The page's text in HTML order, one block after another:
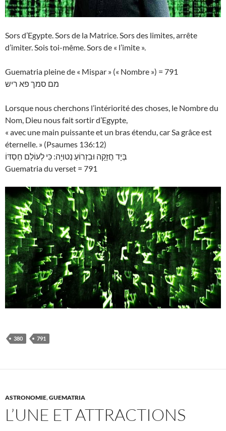
Sors d’Egypte. Sors de la Matrice. Sors des limites, arrête
d’imiter. Sois toi-même. Sors de « l’imite ».
Guematria pleine de « Mispar » (« Nombre ») = 791
מם סמך פא ריש
Lorsque nous cherchons l’intériorité des choses, le Nombre du
Nom, Dieu nous fait sortir d’Egypte,
« avec une main puissante et un bras étendu, car Sa grâce est
éternelle. » (Psaumes 136:12)
בְּיָד חֲזָקָה וּבִזְרוֹעַ נְטוּיָה: כִּי לְעוֹלָם חַסְדּוֹ
Guematria du verset = 791
380 791
ASTRONOMIE,GUEMATRIA
L’UNE ET ATTRACTIONS